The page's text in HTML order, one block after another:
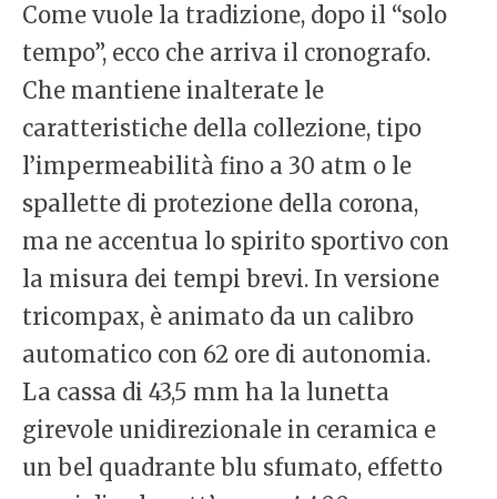
Come vuole la tradizione, dopo il “solo
tempo”, ecco che arriva il cronografo.
Che mantiene inalterate le
caratteristiche della collezione, tipo
l’impermeabilità fino a 30 atm o le
spallette di protezione della corona,
ma ne accentua lo spirito sportivo con
la misura dei tempi brevi. In versione
tricompax, è animato da un calibro
automatico con 62 ore di autonomia.
La cassa di 43,5 mm ha la lunetta
girevole unidirezionale in ceramica e
un bel quadrante blu sfumato, effetto